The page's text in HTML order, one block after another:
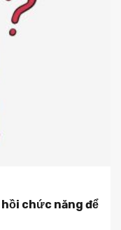
chức năng để